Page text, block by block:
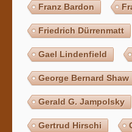
Franz Bardon
Friedrich Dürrenmatt
Gael Lindenfield
George Bernard Shaw
Gerald G. Jampolsky
Gertrud Hirschi